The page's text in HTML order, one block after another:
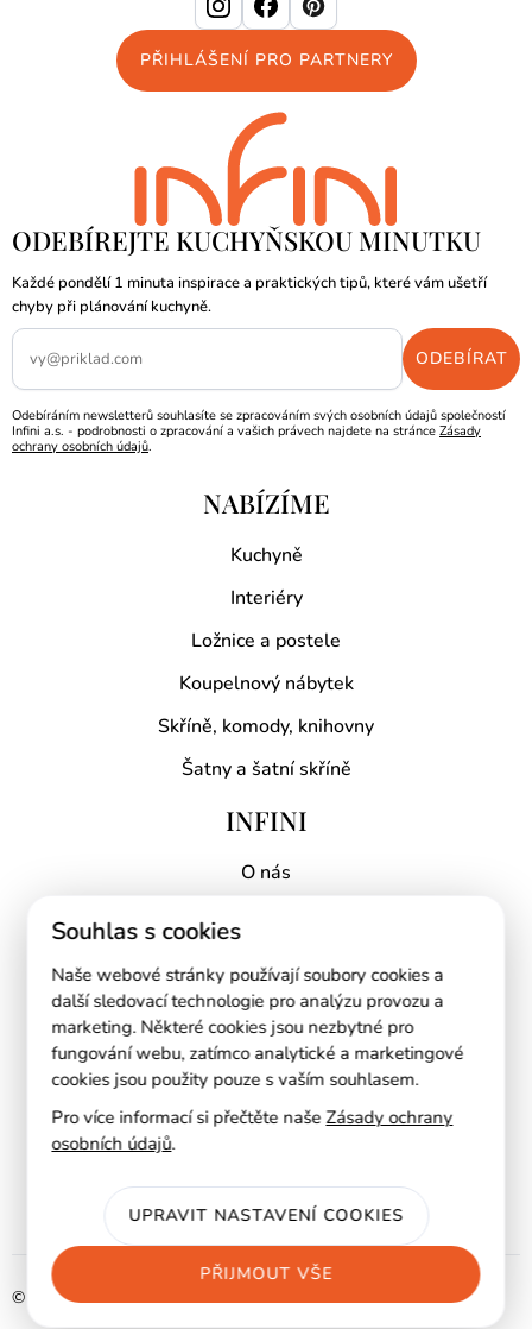
PŘIHLÁŠENÍ PRO PARTNERY
ODEBÍREJTE KUCHYŇSKOU MINUTKU
Každé pondělí 1 minuta inspirace a praktických tipů, které vám ušetří
chyby při plánování kuchyně.
Odebíráním newsletterů souhlasíte se zpracováním svých osobních údajů společností
Infini a.s. - podrobnosti o zpracování a vašich právech najdete na stránce Zásady
ochrany osobních údajů.
NABÍZÍME
Kuchyně
Interiéry
Ložnice a postele
Koupelnový nábytek
Skříně, komody, knihovny
Šatny a šatní skříně
INFINI
O nás
Mapa prodejen
RYCHLÉ ODKAZY
AI návrh kuchyně
Blog
© 2025 Infini a.s.
Souhlas s cookies
Naše webové stránky používají soubory cookies a
další sledovací technologie pro analýzu provozu a
marketing. Některé cookies jsou nezbytné pro
fungování webu, zatímco analytické a marketingové
cookies jsou použity pouze s vaším souhlasem.
Pro více informací si přečtěte našeZásady ochrany
osobních údajů.
UPRAVIT NASTAVENÍ COOKIES
PŘIJMOUT VŠE